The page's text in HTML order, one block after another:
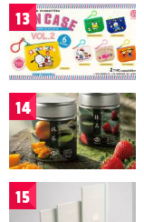
13
14
15